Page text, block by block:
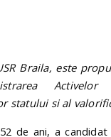
Braila, este
statului si al
de ani, a